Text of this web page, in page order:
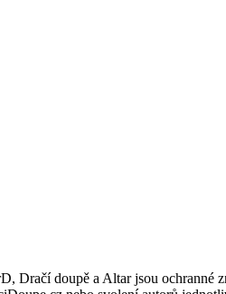
Dračí doupě a Altar jsou ochranné